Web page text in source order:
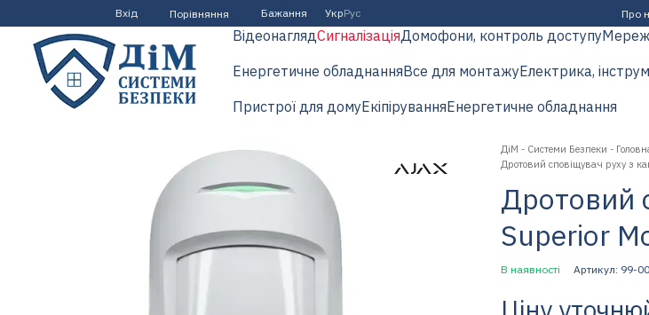
Перейти до основного контенту
Вхід Порівняння Бажання УкрРус Про
ВідеонаглядСигналізаціяДомофони, контроль доступу
Енергетичне обладнанняВсе для монтажуЕлектрика,
Пристрої для домуЕкіпіруванняЕнергетичне обладнання
ДіМ - Системи Безпеки -
Дротовий сповіщувач руху з
Дротовий
Superior
В наявності Артикул: 99-